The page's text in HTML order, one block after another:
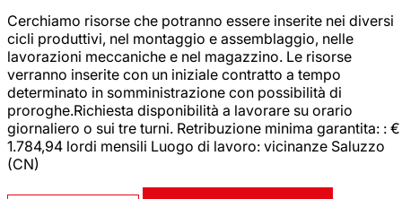
Cerchiamo risorse che potranno essere inserite nei diversi
cicli produttivi, nel montaggio e assemblaggio, nelle
lavorazioni meccaniche e nel magazzino. Le risorse
verranno inserite con un iniziale contratto a tempo
determinato in somministrazione con possibilità di
proroghe.Richiesta disponibilità a lavorare su orario
giornaliero o sui tre turni. Retribuzione minima garantita: : €
1.784,94 lordi mensili Luogo di lavoro: vicinanze Saluzzo
(CN)